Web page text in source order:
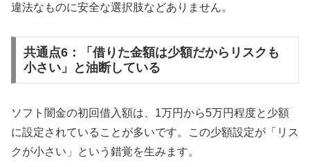
違法なものに安全な選択肢などありません。
共通点6：「借りた金額は少額だからリスクも
小さい」と油断している
ソフト闇金の初回借入額は、1万円から5万円程度と少額
に設定されていることが多いです。この少額設定が「リス
クが小さい」という錯覚を生みます。